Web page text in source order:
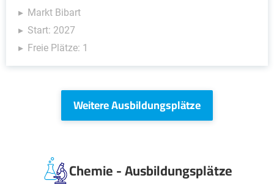
Markt Bibart
Start: 2027
Freie Plätze: 1
Weitere Ausbildungsplätze
Chemie - Ausbildungsplätze